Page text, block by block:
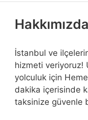
Hakkımızda
İstanbul ve
hizmeti veriyoruz!
yolculuk için
dakika içerisinde
taksinize güvenle